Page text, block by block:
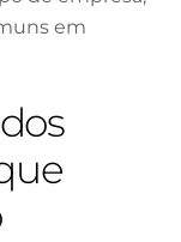
em